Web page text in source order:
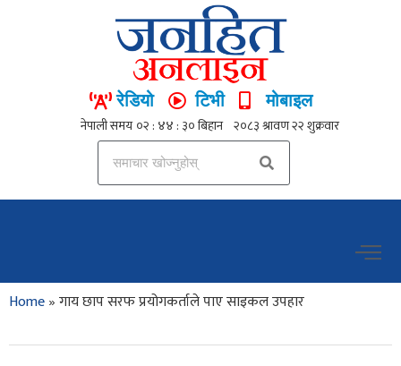
रेडियो टिभी मोबाइल
Home»गाय छाप सरफ प्रयोगकर्ताले पाए साइकल उपहार